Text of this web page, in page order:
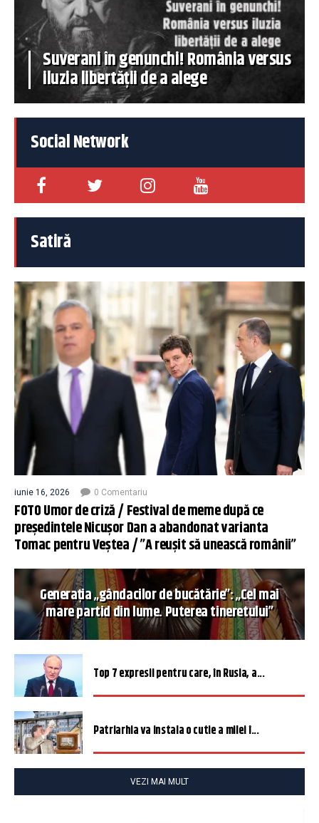
Suverani în genunchi! România versus
iluzia libertății de a alege
Social Network
Satiră
iunie 16, 2026 0 Comentariu
FOTO Umor de criză / Festival de meme după ce
președintele Nicușor Dan a abandonat varianta
Tomac pentru Veștea / ”A reușit să unească românii”
Generația „gândacilor de bucătărie”: „Cel mai
mare partid din lume. Puterea tineretului”
Top 7 expresii pentru care, în Rusia, a...
Patriarhia va instala o cutie a milei î...
VEZI MAI MULT